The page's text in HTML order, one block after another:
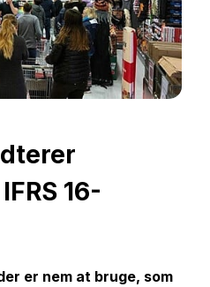
16-
er nem at bruge, som